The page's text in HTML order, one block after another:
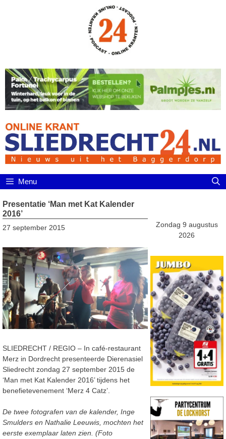
Menu
Presentatie ‘Man met Kat Kalender
2016’
27 september 2015
SLIEDRECHT / REGIO – In café-restaurant
Merz in Dordrecht presenteerde Dierenasiel
Sliedrecht zondag 27 september 2015 de
‘Man met Kat Kalender 2016’ tijdens het
benefietevenement ‘Merz 4 Catz’.
De twee fotografen van de kalender, Inge
Smulders en Nathalie Leeuwis, mochten het
eerste exemplaar laten zien. (Foto
Zondag 9 augustus
2026